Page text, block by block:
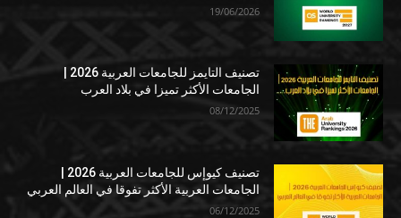
19/06/2026
الجامعات الأكثر تميزا في بلاد العرب
08/12/2025
الجامعات العربية الأكثر تفوقا في العالم العربي
06/12/2025